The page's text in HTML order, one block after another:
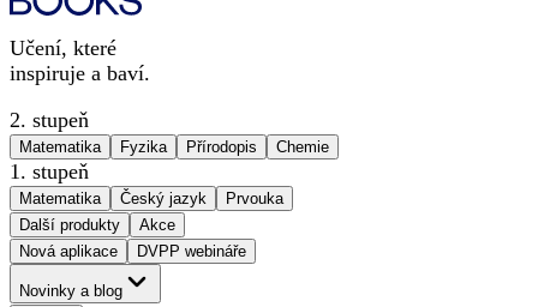
Učení, které
inspiruje a baví.
2. stupeň
Matematika Fyzika Přírodopis Chemie
1. stupeň
Matematika Český jazyk
Prvouka
Další produkty
Akce
Nová aplikace
DVPP webináře
Novinky a blog